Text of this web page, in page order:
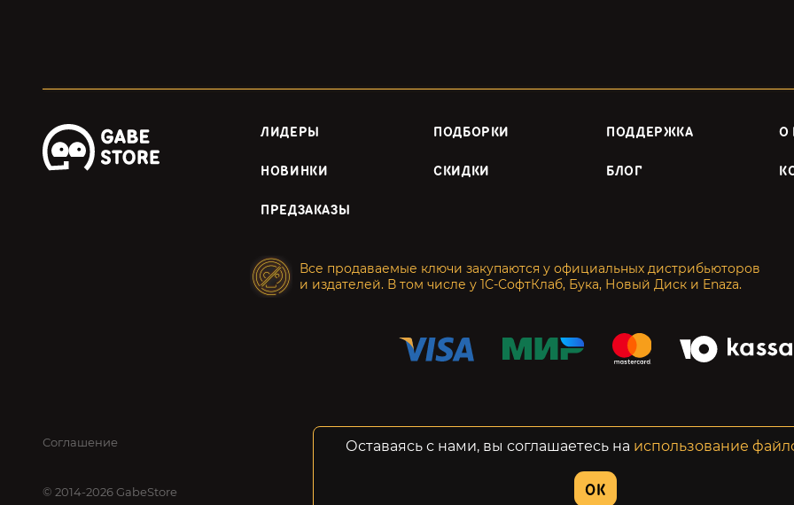
ЛИДЕРЫ ПОДБОРКИ ПОДДЕРЖКА О
НОВИНКИ СКИДКИ БЛОГ
ПРЕДЗАКАЗЫ
Все продаваемые ключи закупаются у официальных дистрибьюторов
и издателей. В том числе у 1С-СофтКлаб, Бука, Новый Диск и Enaza.
Соглашение Конфиденциальность Возвраты
© 2014-2026 GabeStore
Оставаясь с нами, вы соглашаетесь на использование
OK